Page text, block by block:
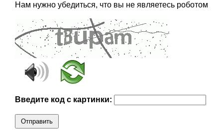
Нам нужно убедиться, что вы не являетесь роботом
Введите код с картинки:
Отправить